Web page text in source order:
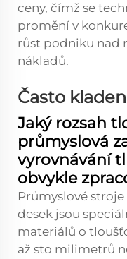
ceny, čímž se
promění v
růst podniku nad
nákladů.
Často
Jaký rozsah
průmyslová
vyrovnávání
obvykle
Průmyslové
desek jsou
materiálů o
až sto milimetrů